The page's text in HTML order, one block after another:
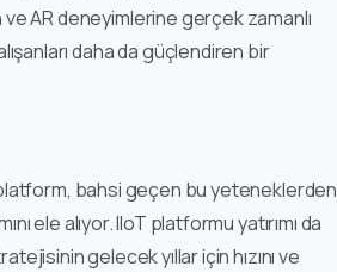
AR deneyimlerine gerçek zamanlı
daha da güçlendiren bir
platform, bahsi geçen bu yeteneklerden
ele alıyor. IIoT platformu yatırımı da
gelecek yıllar için hızını ve